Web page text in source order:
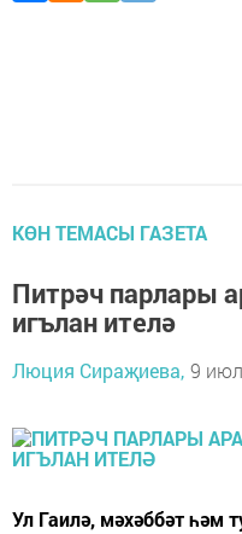
КӨН ТЕМАСЫ ГАЗЕТА
Питрәч парлары
игълан ителә
Люция Сираҗиева, 9
Ул Гаилә, мәхәббәт һәм